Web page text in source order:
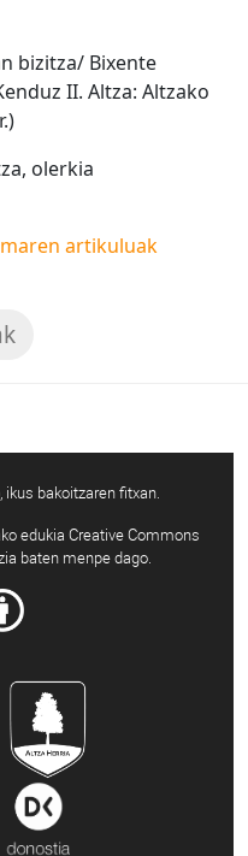
bizitza/ Bixente
II. Altza: Altzako
olerkia
artikuluak
bakoitzaren fitxan.
edukia Creative Commons
baten menpe dago.